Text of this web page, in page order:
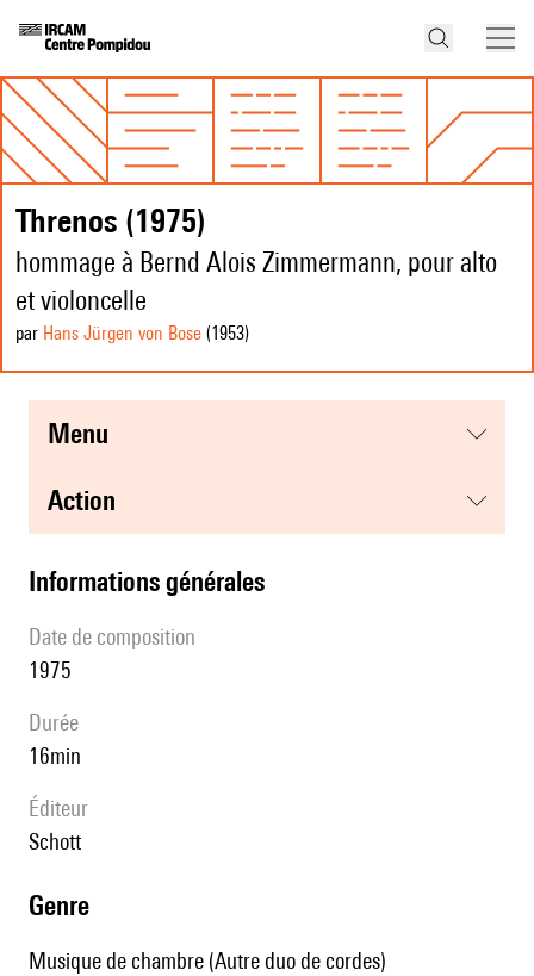
Threnos (1975)
hommage à Bernd Alois Zimmermann, pour alto
et violoncelle
par Hans Jürgen von Bose (1953)
menu
action
informations générales
date de composition
1975
durée
16min
éditeur
Schott
genre
Musique de chambre (Autre duo de cordes)